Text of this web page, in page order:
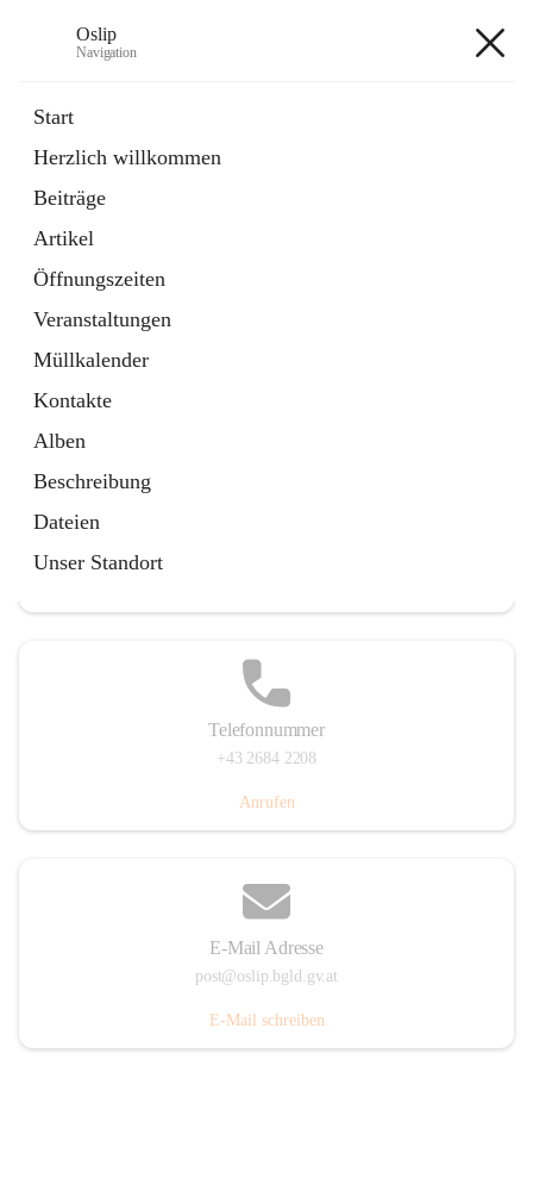
Oslip
Navigation
Start
Herzlich willkommen
Beiträge
Artikel
Öffnungszeiten
Veranstaltungen
Müllkalender
Kontakte
Alben
Beschreibung
Dateien
Unser Standort
Externe Webseite
in
Tab
Bundeskanzleramt Österreich
Externe Webseite
öffnet
in
neuem
Tab
Telefonnummer
+43 2684 2208
Anrufen
E-Mail Adresse
post@oslip.bgld.gv.at
E-Mail schreiben